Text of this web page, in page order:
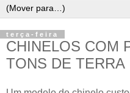
terça-feira
CHINELOS COM
TONS DE TERRA